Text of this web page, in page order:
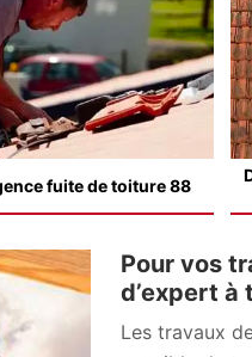
fuite de toiture 88
Pour vos
d’expert à
Les travaux